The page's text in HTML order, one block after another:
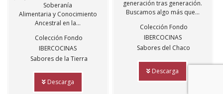
Soberanía
Alimentaria y Conocimiento
Ancestral en la...
Colección Fondo
IBERCOCINAS
Sabores de la Tierra
Descarga
generación tras generación.
Buscamos algo más que...
Colección Fondo
IBERCOCINAS
Sabores del Chaco
Descarga